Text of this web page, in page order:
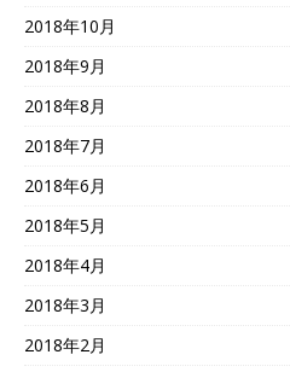
2018年10月
2018年9月
2018年8月
2018年7月
2018年6月
2018年5月
2018年4月
2018年3月
2018年2月